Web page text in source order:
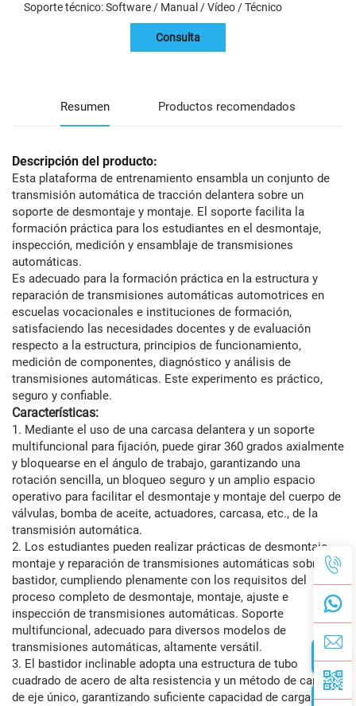
Soporte técnico: Software / Manual / Vídeo / Técnico
Consulta
Resumen Productos recomendados
Descripción del producto:
Esta plataforma de entrenamiento ensambla un conjunto de
transmisión automática de tracción delantera sobre un
soporte de desmontaje y montaje. El soporte facilita la
formación práctica para los estudiantes en el desmontaje,
inspección, medición y ensamblaje de transmisiones
automáticas.
Es adecuado para la formación práctica en la estructura y
reparación de transmisiones automáticas automotrices en
escuelas vocacionales e instituciones de formación,
satisfaciendo las necesidades docentes y de evaluación
respecto a la estructura, principios de funcionamiento,
medición de componentes, diagnóstico y análisis de
transmisiones automáticas. Este experimento es práctico,
seguro y confiable.
Características:
1. Mediante el uso de una carcasa delantera y un soporte
multifuncional para fijación, puede girar 360 grados axialmente
y bloquearse en el ángulo de trabajo, garantizando una
rotación sencilla, un bloqueo seguro y un amplio espacio
operativo para facilitar el desmontaje y montaje del cuerpo de
válvulas, bomba de aceite, actuadores, carcasa, etc., de la
transmisión automática.
2. Los estudiantes pueden realizar prácticas de desmontaje,
montaje y reparación de transmisiones automáticas sobre el
bastidor, cumpliendo plenamente con los requisitos del
proceso completo de desmontaje, montaje, ajuste e
inspección de transmisiones automáticas. Soporte
multifuncional, adecuado para diversos modelos de
transmisiones automáticas, altamente versátil.
3. El bastidor inclinable adopta una estructura de tubo
cuadrado de acero de alta resistencia y un método de carga
de eje único, garantizando suficiente capacidad de carga y